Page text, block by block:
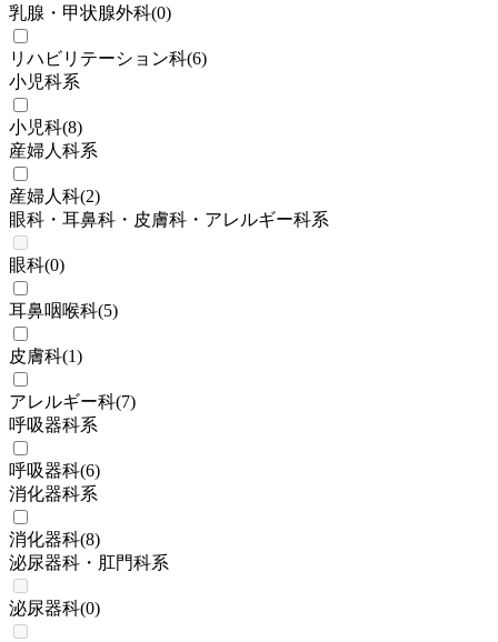
乳腺・甲状腺外科(0)
リハビリテーション科(6)
小児科系
小児科(8)
産婦人科系
産婦人科(2)
眼科・耳鼻科・皮膚科・アレルギー科系
眼科(0)
耳鼻咽喉科(5)
皮膚科(1)
アレルギー科(7)
呼吸器科系
呼吸器科(6)
消化器科系
消化器科(8)
泌尿器科・肛門科系
泌尿器科(0)